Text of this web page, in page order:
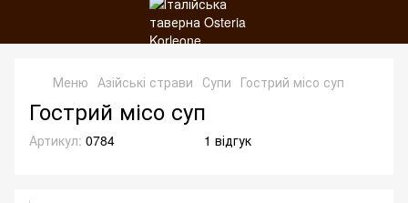
Меню Азійські страви Супи Гострий місо суп
Гострий місо суп
Артикул: 0784 1 відгук